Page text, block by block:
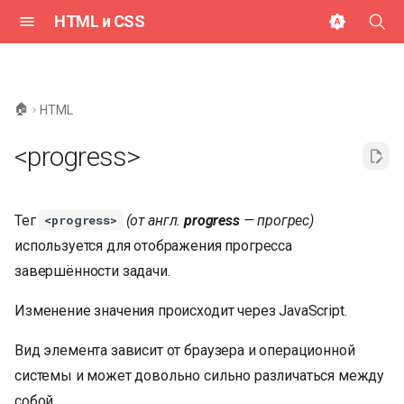
HTML и CSS
ц
л
з
а
ц
🏠 HTML
<progress>
Тег <progress> (от англ.progress— прогрес)
используется для отображения прогресса
завершённости задачи.
Изменение значения происходит через JavaScript.
Вид элемента зависит от браузера и операционной
системы и может довольно сильно различаться между
собой.